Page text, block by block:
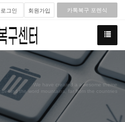
로그인 회원가입 카톡복구 포렌식
We have created a awesome theme
the word mountains, far from the countries